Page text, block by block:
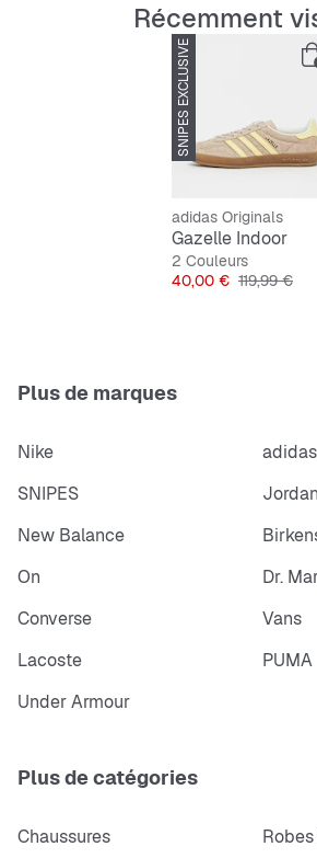
Coupe régulière
Tige en nubuck
Doublure textile et synthétique
Semelle extérieure en
Récemment
SNIPES EXCLUSIVE
adidas Originals
Gazelle Indoor
2 Couleurs
Prix
40,00 € Prix original
119,99 €
Plus de marques
Nike
SNIPES
Jordan
New Balance
On
Dr.
Converse
Vans
Lacoste
PUMA
Under Armour
Plus de catégories
Chaussures